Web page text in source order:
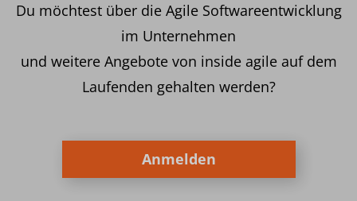
Du möchtest über die Agile Softwareentwicklung
im Unternehmen
und weitere Angebote von inside agile auf dem
Laufenden gehalten werden?
Anmelden